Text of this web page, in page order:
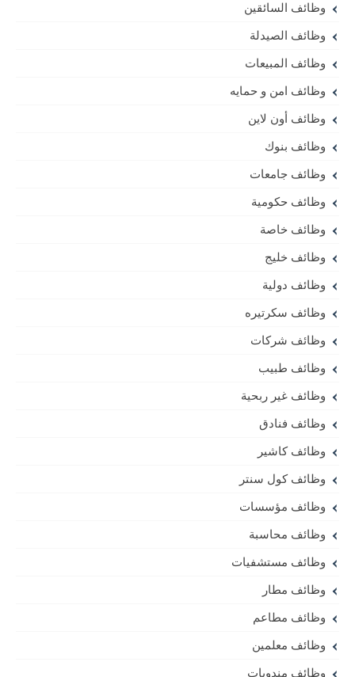
وظائف السائقين
وظائف الصيدلة
وظائف المبيعات
وظائف امن و حمايه
وظائف أون لاين
وظائف بنوك
وظائف جامعات
وظائف حكومية
وظائف خاصة
وظائف خليج
وظائف دولية
وظائف سكرتيره
وظائف شركات
وظائف طبيب
وظائف غير ربحية
وظائف فنادق
وظائف كاشير
وظائف كول سنتر
وظائف مؤسسات
وظائف محاسبة
وظائف مستشفيات
وظائف مطار
وظائف مطاعم
وظائف معلمين
وظائف مندوبات